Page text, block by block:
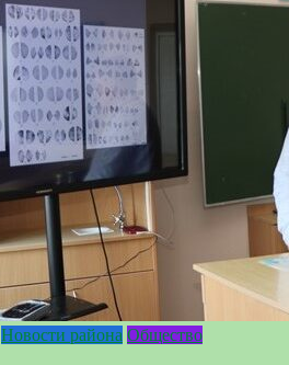
Новости района Общество